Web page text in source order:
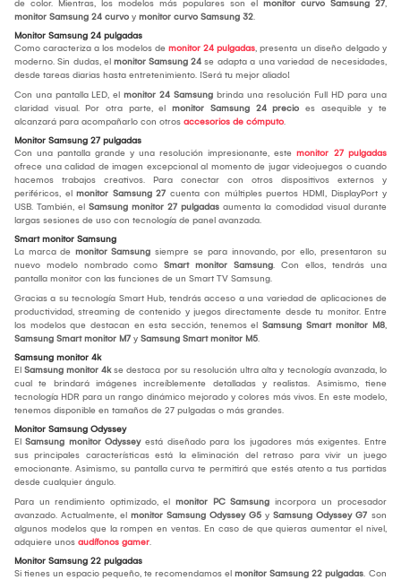
de color. Mientras, los modelos más populares son el monitor curvo Samsung 27,
monitor Samsung 24 curvo y monitor curvo Samsung 32.
Monitor Samsung 24 pulgadas
Como caracteriza a los modelos de monitor 24 pulgadas, presenta un diseño delgado y
moderno. Sin dudas, el monitor Samsung 24 se adapta a una variedad de necesidades,
desde tareas diarias hasta entretenimiento. ¡Será tu mejor aliado!
Con una pantalla LED, el monitor 24 Samsung brinda una resolución Full HD para una
claridad visual. Por otra parte, el monitor Samsung 24 precio es asequible y te
alcanzará para acompañarlo con otros accesorios de cómputo.
Monitor Samsung 27 pulgadas
Con una pantalla grande y una resolución impresionante, este monitor 27 pulgadas
ofrece una calidad de imagen excepcional al momento de jugar videojuegos o cuando
hacemos trabajos creativos. Para conectar con otros dispositivos externos y
periféricos, el monitor Samsung 27 cuenta con múltiples puertos HDMI, DisplayPort y
USB. También, el Samsung monitor 27 pulgadas aumenta la comodidad visual durante
largas sesiones de uso con tecnología de panel avanzada.
Smart monitor Samsung
La marca de monitor Samsung siempre se para innovando, por ello, presentaron su
nuevo modelo nombrado como Smart monitor Samsung. Con ellos, tendrás una
pantalla monitor con las funciones de un Smart TV Samsung.
Gracias a su tecnología Smart Hub, tendrás acceso a una variedad de aplicaciones de
productividad, streaming de contenido y juegos directamente desde tu monitor. Entre
los modelos que destacan en esta sección, tenemos el Samsung Smart monitor M8,
Samsung Smart monitor M7 y Samsung Smart monitor M5.
Samsung monitor 4k
El Samsung monitor 4kse destaca por su resolución ultra alta y tecnología avanzada, lo
cual te brindará imágenes increíblemente detalladas y realistas. Asimismo, tiene
tecnología HDR para un rango dinámico mejorado y colores más vivos. En este modelo,
tenemos disponible en tamaños de 27 pulgadas o más grandes.
Monitor Samsung Odyssey
El Samsung monitor Odysseyestá diseñado para los jugadores más exigentes. Entre
sus principales características está la eliminación del retraso para vivir un juego
emocionante. Asimismo, su pantalla curva te permitirá que estés atento a tus partidas
desde cualquier ángulo.
Para un rendimiento optimizado, el monitor PC Samsung incorpora un procesador
avanzado. Actualmente, el monitor Samsung Odyssey G5 y Samsung Odyssey G7 son
algunos modelos que la rompen en ventas. En caso de que quieras aumentar el nivel,
adquiere unos audífonos gamer.
Monitor Samsung 22 pulgadas
Si tienes un espacio pequeño, te recomendamos el monitor Samsung 22 pulgadas. Con